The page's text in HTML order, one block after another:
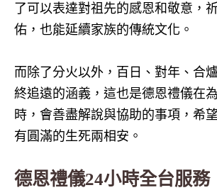
了可以表達對祖先的感恩和敬意，
佑，也能延續家族的傳統文化。
而除了分火以外，百日、對年、合
終追遠的涵義，這也是德恩禮儀在
時，會善盡解說與協助的事項，希
有圓滿的生死兩相安。
德恩禮儀24小時全台服務